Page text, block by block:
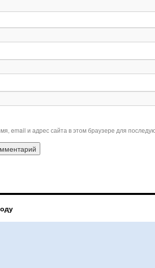
email и адрес сайта в этом браузере для